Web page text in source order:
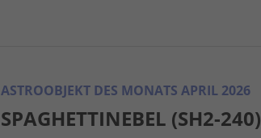
ASTROOBJEKT DES MONATS APRIL 2026
SPAGHETTINEBEL (SH2-240)